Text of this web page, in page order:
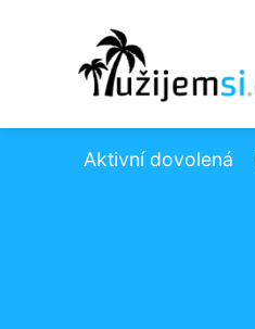
Aktivní dovolená